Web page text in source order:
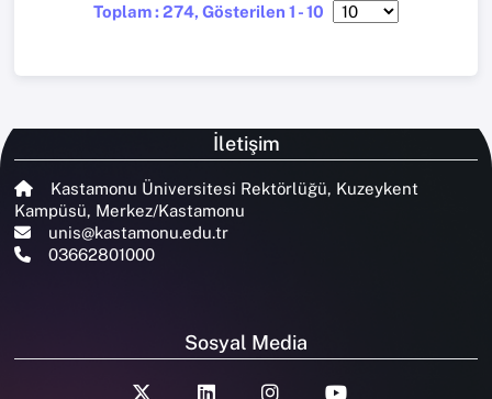
Toplam : 274, Gösterilen 1 - 10
İletişim
Kastamonu Üniversitesi Rektörlüğü, Kuzeykent
Kampüsü, Merkez/Kastamonu
unis@kastamonu.edu.tr
03662801000
Sosyal Media